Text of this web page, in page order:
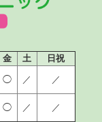
金 土
日祝
◯ ／ ／
◯ ／ ／